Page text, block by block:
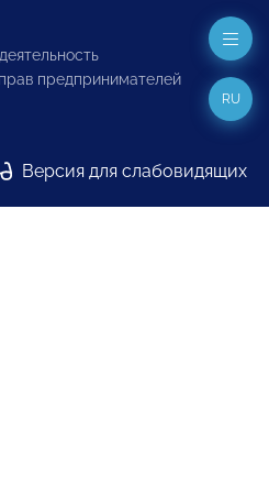
предпринимателей
Версия для слабовидящих
RU